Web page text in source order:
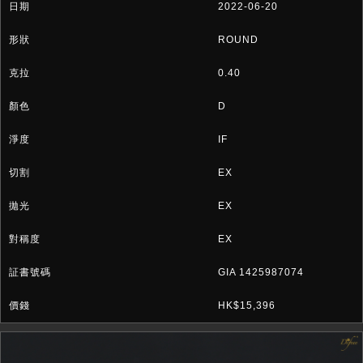
2022-06-20
ROUND
0.40
D
IF
EX
EX
EX
GIA 1425987074
HK$15,396